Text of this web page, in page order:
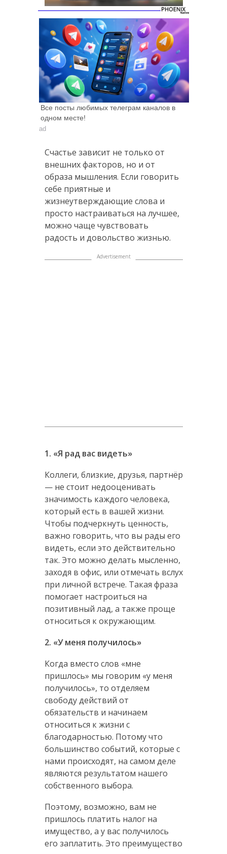
Все посты любимых телеграм каналов в
одном месте!
ad
Счастье зависит не только от
внешних факторов, но и от
образа мышления. Если говорить
себе приятные и
жизнеутверждающие слова и
просто настраиваться на лучшее,
можно чаще чувствовать
радость и довольство жизнью.
1. «Я рад вас видеть»
Коллеги, близкие, друзья, партнёр
— не стоит недооценивать
значимость каждого человека,
который есть в вашей жизни.
Чтобы подчеркнуть ценность,
важно говорить, что вы рады его
видеть, если это действительно
так. Это можно делать мысленно,
заходя в офис, или отмечать вслух
при личной встрече. Такая фраза
помогает настроиться на
позитивный лад, а также проще
относиться к окружающим.
2. «У меня получилось»
Когда вместо слов «мне
пришлось» мы говорим «у меня
получилось», то отделяем
свободу действий от
обязательств и начинаем
относиться к жизни с
благодарностью. Потому что
большинство событий, которые с
нами происходят, на самом деле
являются результатом нашего
собственного выбора.
Поэтому, возможно, вам не
пришлось платить налог на
имущество, а у вас получилось
его заплатить. Это преимущество